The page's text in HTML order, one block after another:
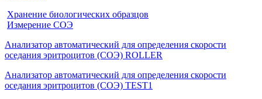
Хранение биологических образцов
Измерение СОЭ
Анализатор автоматический для определения скорости
оседания эритроцитов (СОЭ) ROLLER
Анализатор автоматический для определения скорости
оседания эритроцитов (СОЭ) TEST1